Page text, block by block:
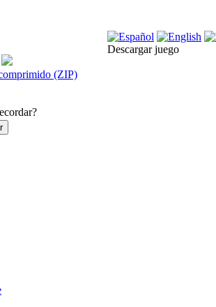
Descargar juego
(ZIP)